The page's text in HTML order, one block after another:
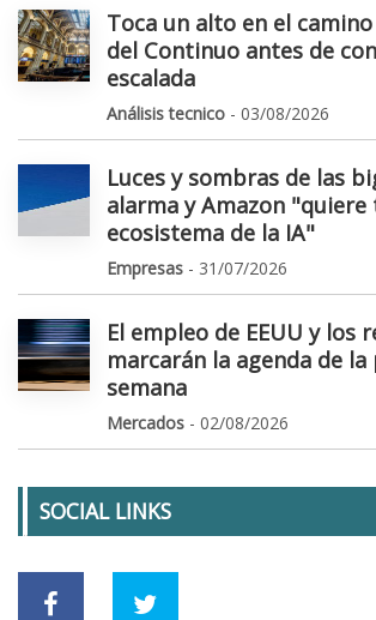
Toca un alto en el
del Continuo antes de
escalada
Análisis tecnico - 03/08/2026
Luces y sombras de las
alarma y Amazon "quiere
ecosistema de la IA"
Empresas - 31/07/2026
El empleo de EEUU y los
marcarán la agenda de
semana
Mercados - 02/08/2026
SOCIAL LINKS